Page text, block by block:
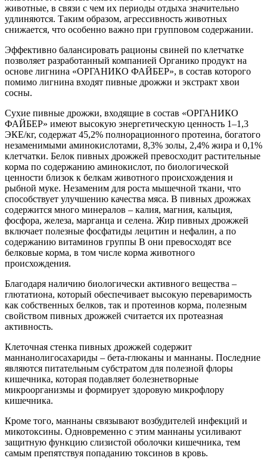
животные, в связи с чем их периоды отдыха значительно
удлиняются. Таким образом, агрессивность животных
снижается, что особенно важно при групповом содержании.
Эффективно балансировать рационы свиней по клетчатке
позволяет разработанный компанией Органико продукт на
основе лигнина «ОРГАНИКО ФАЙБЕР», в состав которого
помимо лигнина входят пивные дрожжи и экстракт хвои
сосны.
Сухие пивные дрожжи, входящие в состав «ОРГАНИКО
ФАЙБЕР» имеют высокую энергетическую ценность 1–1,3
ЭКЕ/кг, содержат 45,2% полнорационного протеина, богатого
незаменимыми аминокислотами, 8,3% золы, 2,4% жира и 0,1%
клетчатки. Белок пивных дрожжей превосходит растительные
корма по содержанию аминокислот, по биологической
ценности близок к белкам животного происхождения и
рыбной муке. Незаменим для роста мышечной ткани, что
способствует улучшению качества мяса. В пивных дрожжах
содержится много минералов – калия, магния, кальция,
фосфора, железа, марганца и селена. Жир пивных дрожжей
включает полезные фосфатиды лецитин и нефалин, а по
содержанию витаминов группы В они превосходят все
белковые корма, в том числе корма животного
происхождения.
Благодаря наличию биологически активного вещества –
глютатиона, который обеспечивает высокую переваримость
как собственных белков, так и протеинов корма, полезным
свойством пивных дрожжей считается их протеазная
активность.
Клеточная стенка пивных дрожжей содержит
маннанолигосахариды – бета-глюканы и маннаны. Последние
являются питательным субстратом для полезной флоры
кишечника, которая подавляет болезнетворные
микроорганизмы и формирует здоровую микрофлору
кишечника.
Кроме того, маннаны связывают возбудителей инфекций и
микотоксины. Одновременно с этим маннаны усиливают
защитную функцию слизистой оболочки кишечника, тем
самым препятствуя попаданию токсинов в кровь.